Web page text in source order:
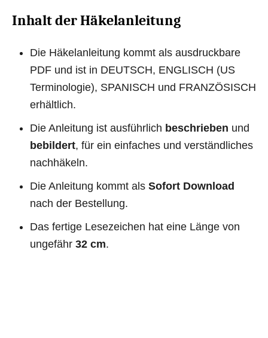
Inhalt der Häkelanleitung
Die Häkelanleitung kommt als ausdruckbare
PDF und ist in DEUTSCH, ENGLISCH (US
Terminologie), SPANISCH und FRANZÖSISCH
erhältlich.
Die Anleitung ist ausführlich beschrieben und
bebildert, für ein einfaches und verständliches
nachhäkeln.
Die Anleitung kommt als Sofort Download
nach der Bestellung.
Das fertige Lesezeichen hat eine Länge von
ungefähr 32 cm.